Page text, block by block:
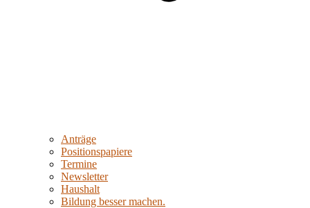
Anträge
Positionspapiere
Termine
Newsletter
Haushalt
Bildung besser machen.